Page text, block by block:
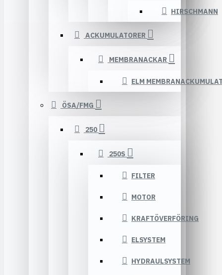
HIRSCHMANN
ACKUMULATORER
MEMBRANACKAR
ELM
ÖSA/FMG
250
250S
FILTER
MOTOR
KRAFTÖVERFÖRING
ELSYSTEM
HYDRAULSYSTEM